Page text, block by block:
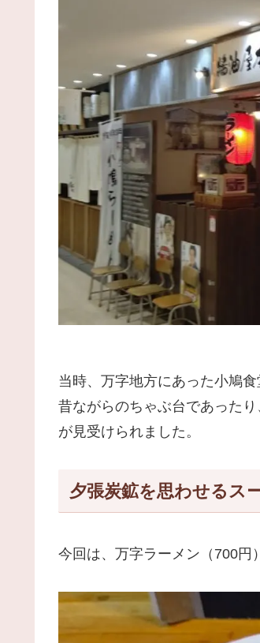
当時、万字地方にあった小鳩
昔ながらのちゃぶ台であった
が見受けられました。
夕張炭鉱を思わせるス
今回は、万字ラーメン（700円